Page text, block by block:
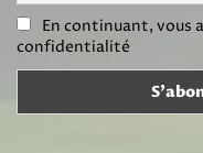
En continuant, vous
confidentialité